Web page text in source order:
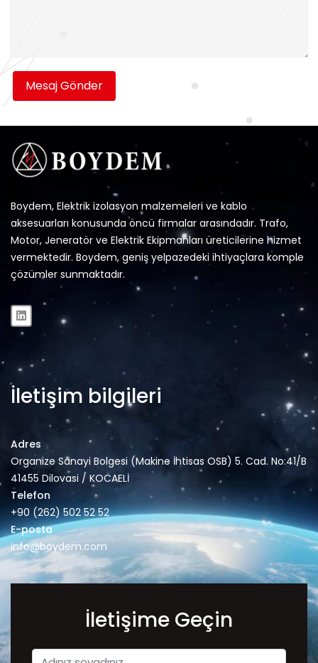
Mesaj Gönder
Boydem, Elektrik izolasyon malzemeleri ve kablo
aksesuarları konusunda öncü firmalar arasındadır. Trafo,
Motor, Jeneratör ve Elektrik Ekipmanları üreticilerine hizmet
vermektedir. Boydem, geniş yelpazedeki ihtiyaçlara komple
çözümler sunmaktadır.
İletişim bilgileri
Adres
Organize Sanayi Bolgesi (Makine İhtisas OSB) 5. Cad. No:41/B
41455 Dilovasi / KOCAELİ
Telefon
+90 (262) 502 52 52
E-posta
info@boydem.com
İletişime Geçin